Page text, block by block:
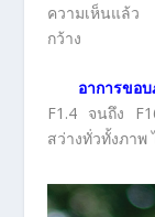
ความเห็นแล้ว
กว้าง
อาการขอ
F1.4 จนถึง
สว่างทั่วทั้งภาพ